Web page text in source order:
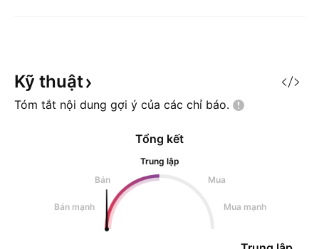
Kỹ thuật
Tóm tắt nội dung gợi ý của các chỉ báo.
Tổng kết
Trung lập
Bán
Mua
Bán mạnh Mua mạnh